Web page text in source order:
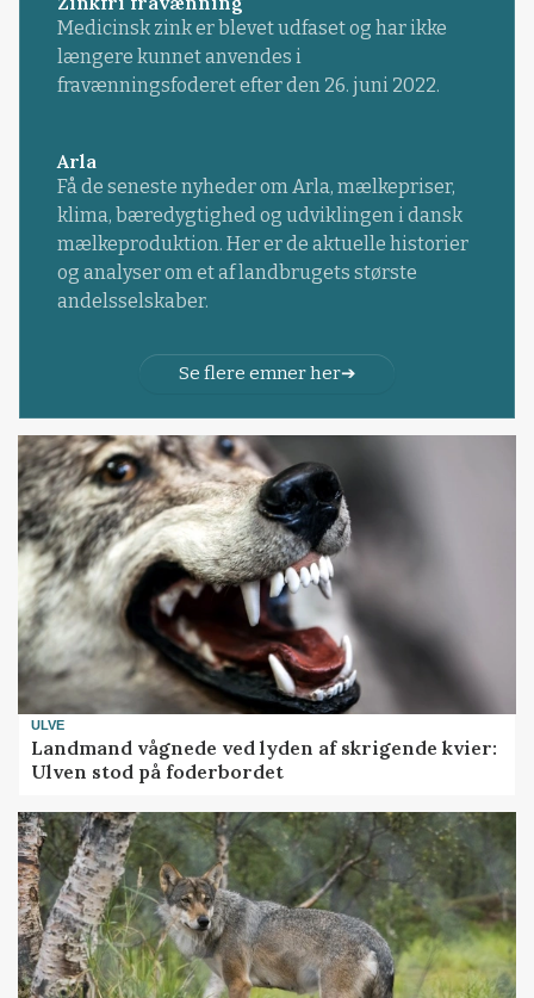
Medicinsk zink er blevet udfaset og har ikke
længere kunnet anvendes i
fravænningsfoderet efter den 26. juni 2022.
Arla
Få de seneste nyheder om Arla, mælkepriser,
klima, bæredygtighed og udviklingen i dansk
mælkeproduktion. Her er de aktuelle historier
og analyser om et af landbrugets største
andelsselskaber.
Se flere emner her
ULVE
Landmand vågnede ved lyden af skrigende kvier:
Ulven stod på foderbordet